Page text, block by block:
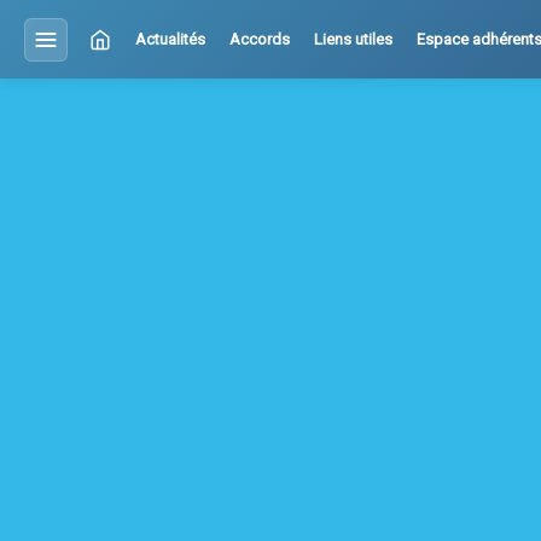
Actualités Accords Liens utiles Espace adhérents